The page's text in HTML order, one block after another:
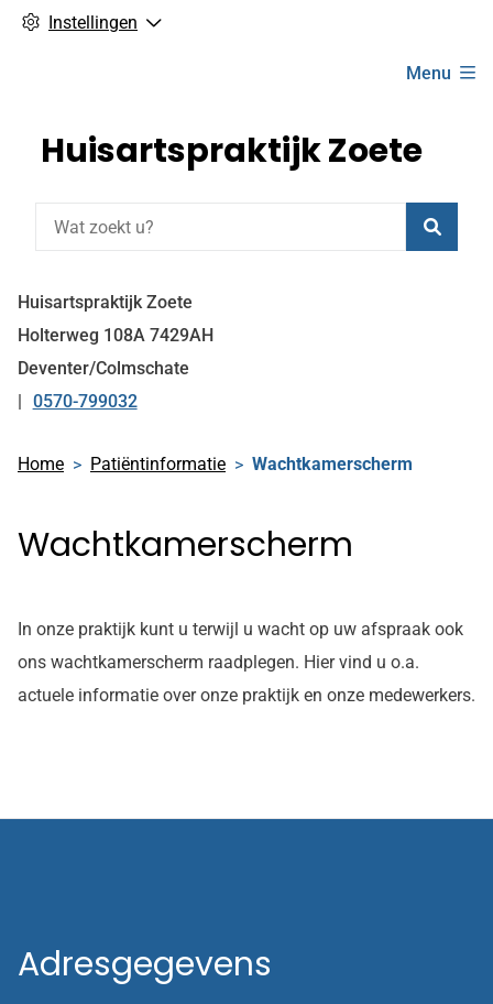
Instellingen
Menu
Huisartspraktijk Zoete
Huisartspraktijk Zoete
Holterweg 108A 7429AH
Deventer/Colmschate
Tel:
0570-799032
Home Patiëntinformatie Wachtkamerscherm
Wachtkamerscherm
In onze praktijk kunt u terwijl u wacht op uw afspraak ook
ons wachtkamerscherm raadplegen. Hier vind u o.a.
actuele informatie over onze praktijk en onze medewerkers.
Adresgegevens